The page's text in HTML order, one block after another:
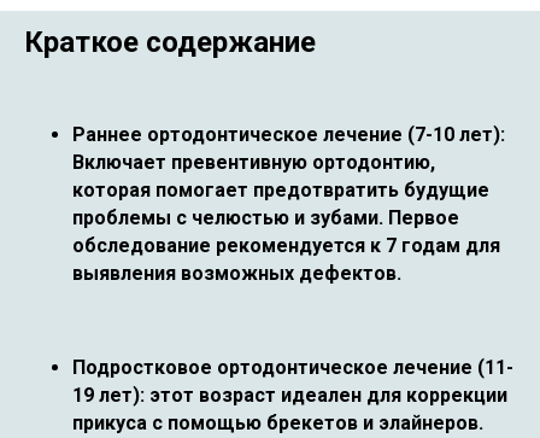
Краткое содержание
Раннее ортодонтическое лечение (7-10 лет):
Включает превентивную ортодонтию,
которая помогает предотвратить будущие
проблемы с челюстью и зубами. Первое
обследование рекомендуется к 7 годам для
выявления возможных дефектов.
Подростковое ортодонтическое лечение (11-
19 лет): этот возраст идеален для коррекции
прикуса с помощью брекетов и элайнеров.